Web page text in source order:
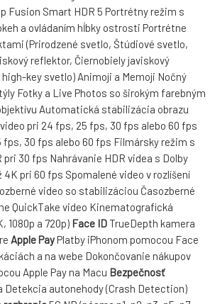
Fusion Smart HDR 5 Portrétny režim s
a ovládaním hĺbky ostrosti Portrétne
(Prirodzené svetlo, Štúdiové svetlo,
reflektor, Čiernobiely javiskový
key svetlo) Animoji a Memoji Nočný
Fotky a Live Photos so širokým farebným
Automatická stabilizácia obrazu
pri 24 fps, 25 fps, 30 fps alebo 60 fps
fps, 30 fps alebo 60 fps Filmársky režim s
pri 30 fps Nahrávanie HDR videa s Dolby
4K pri 60 fps Spomalené video v rozlíšení
video so stabilizáciou Časozberné
QuickTake video Kinematografická
1080p a 720p) Face IDTrueDepth kamera
Apple PayPlatby iPhonom pomocou Face
a na webe Dokončovanie nákupov
Apple Pay na Macu Bezpečnosť
Detekcia autonehody (Crash Detection)